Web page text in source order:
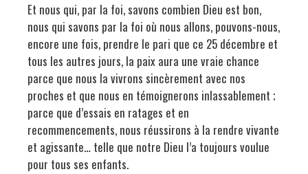
Et nous qui, par la foi, savons combien Dieu est bon,
nous qui savons par la foi où nous allons, pouvons-nous,
encore une fois, prendre le pari que ce 25 décembre et
tous les autres jours, la paix aura une vraie chance
parce que nous la vivrons sincèrement avec nos
proches et que nous en témoignerons inlassablement ;
parce que d’essais en ratages et en
recommencements, nous réussirons à la rendre vivante
et agissante… telle que notre Dieu l’a toujours voulue
pour tous ses enfants.